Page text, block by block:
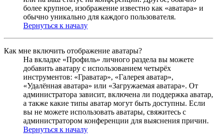
более крупное, изображение известно как «аватара» и
обычно уникально для каждого пользователя.
Вернуться к началу
Как мне включить отображение аватары?
На вкладке «Профиль» личного раздела вы можете
добавить аватару с использованием четырёх
инструментов: «Граватар», «Галерея аватар»,
«Удалённая аватара» или «Загружаемая аватара». От
администратора зависит, включена ли поддержка аватар,
а также какие типы аватар могут быть доступны. Если
вы не можете использовать аватары, свяжитесь с
администратором конференции для выяснения причин.
Вернуться к началу